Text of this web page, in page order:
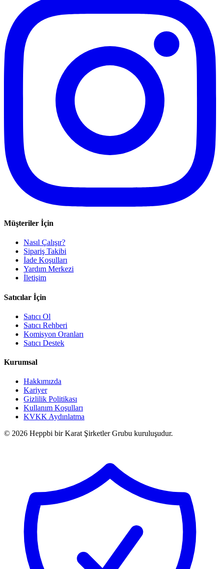
Müşteriler İçin
Nasıl Çalışır?
Sipariş Takibi
İade Koşulları
Yardım Merkezi
İletişim
Satıcılar İçin
Satıcı Ol
Satıcı Rehberi
Komisyon Oranları
Satıcı Destek
Kurumsal
Hakkımızda
Kariyer
Gizlilik Politikası
Kullanım Koşulları
KVKK Aydınlatma
© 2026 Heppbi bir Karat Şirketler Grubu kuruluşudur.